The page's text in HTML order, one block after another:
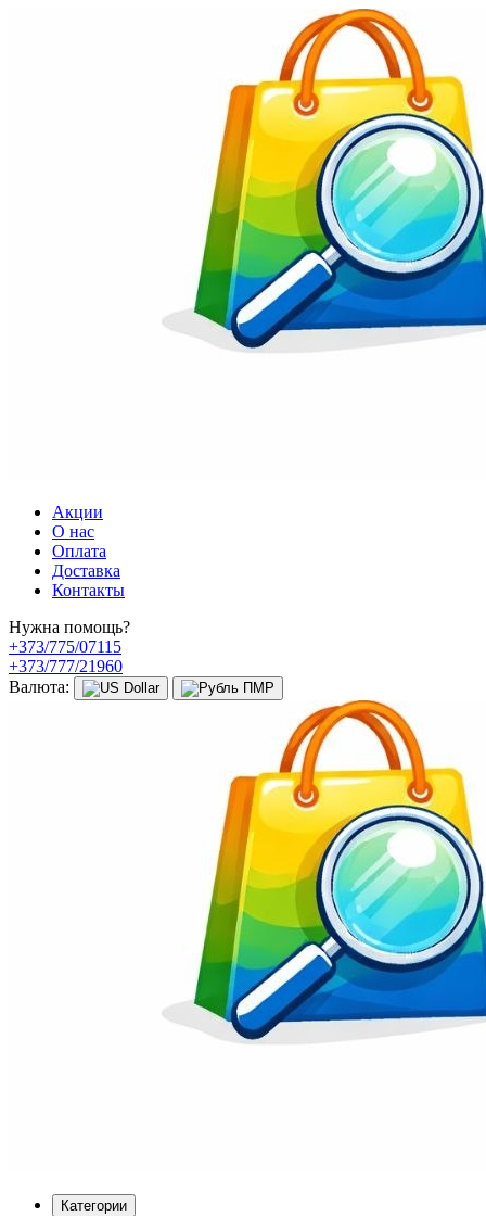
Акции
О нас
Оплата
Доставка
Контакты
Нужна помощь?
+373/775/07115
+373/777/21960
Валюта:
Категории